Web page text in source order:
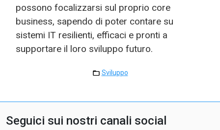
possono focalizzarsi sul proprio core
business, sapendo di poter contare su
sistemi IT resilienti, efficaci e pronti a
supportare il loro sviluppo futuro.
Sviluppo
Seguici sui nostri canali social